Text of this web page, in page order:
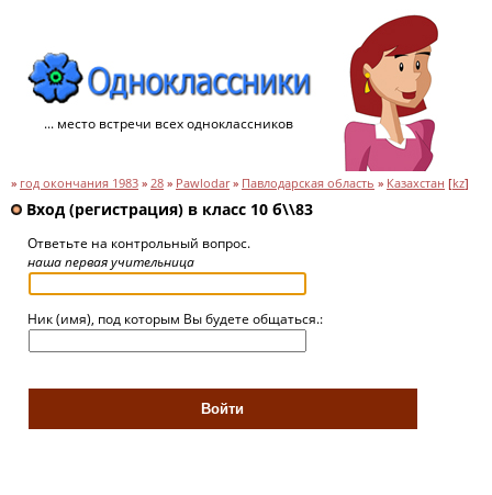
... место встречи всех одноклассников
» год окончания 1983 » 28 » Pawlodar» Павлодарская область » Казахстан [kz]
Вход (регистрация) в класс 10 б\\83
Ответьте на контрольный вопрос.
наша первая учительница
Ник (имя), под которым Вы будете общаться.: